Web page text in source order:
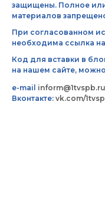
защищены. Полное
материалов
При согласованном
необходима ссылка
Код для вставки в
на нашем сайте,
e-mail inform@1tvspb.ru
Вконтакте: vk.com/